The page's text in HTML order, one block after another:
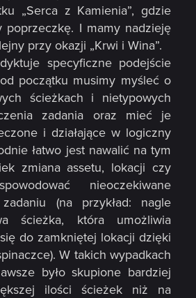
„Serca z Kamienia”, gdzie
poprzeczkę. I mamy nadzieję
przy okazji „Krwi i Wina”.
specyficzne podejście
początku musimy myśleć o
ścieżkach i nietypowych
zadania oraz mieć je
i działające w logiczny
łatwo jest nawalić na tym
zmiana assetu, lokacji czy
nieoczekiwane
(na przykład: nagle
ścieżka, która umożliwia
do zamkniętej lokacji dzięki
W takich wypadkach
było skupione bardziej
ilości ścieżek niż na